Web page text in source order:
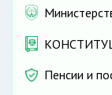
Пенсии и